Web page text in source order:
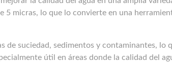
micras, lo que lo convierte en una
suciedad, sedimentos y contaminantes, lo
útil en áreas donde la calidad del